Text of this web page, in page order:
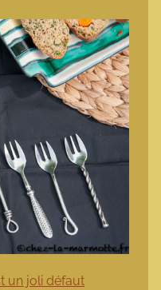
un joli défaut